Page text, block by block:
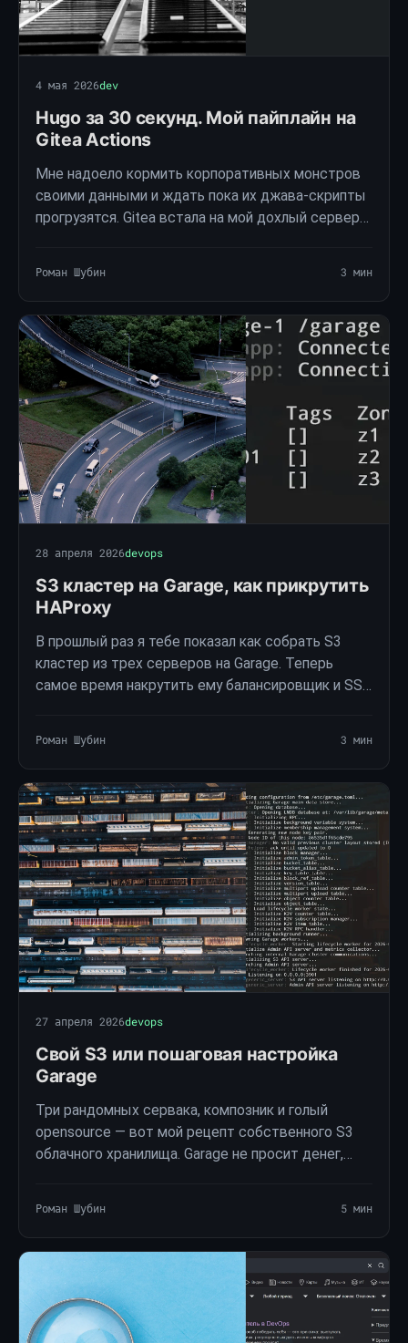
4 мая 2026dev
Hugo за 30 секунд. Мой пайплайн на
Gitea Actions
Мне надоело кормить корпоративных монстров
своими данными и ждать пока их джава-скрипты
прогрузятся. Gitea встала на мой дохлый сервер
слежки …
Роман Шубин 3 мин
28 апреля 2026devops
S3 кластер на Garage, как прикрутить
HAProxy
В прошлый раз я тебе показал как собрать S3
кластер из трех серверов на Garage. Теперь
самое время накрутить ему балансировщик и SSL
ставим …
Роман Шубин 3 мин
27 апреля 2026devops
Свой S3 или пошаговая настройка
Garage
Три рандомных сервака, композник и голый
opensource — вот мой рецепт собственного S3
облачного хранилища. Garage не просит денег,
Роман Шубин 5 мин